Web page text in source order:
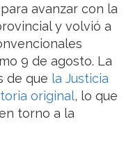
avanzar con la
y volvió a
9 de agosto. La
de que la Justicia
original, lo que
torno a la